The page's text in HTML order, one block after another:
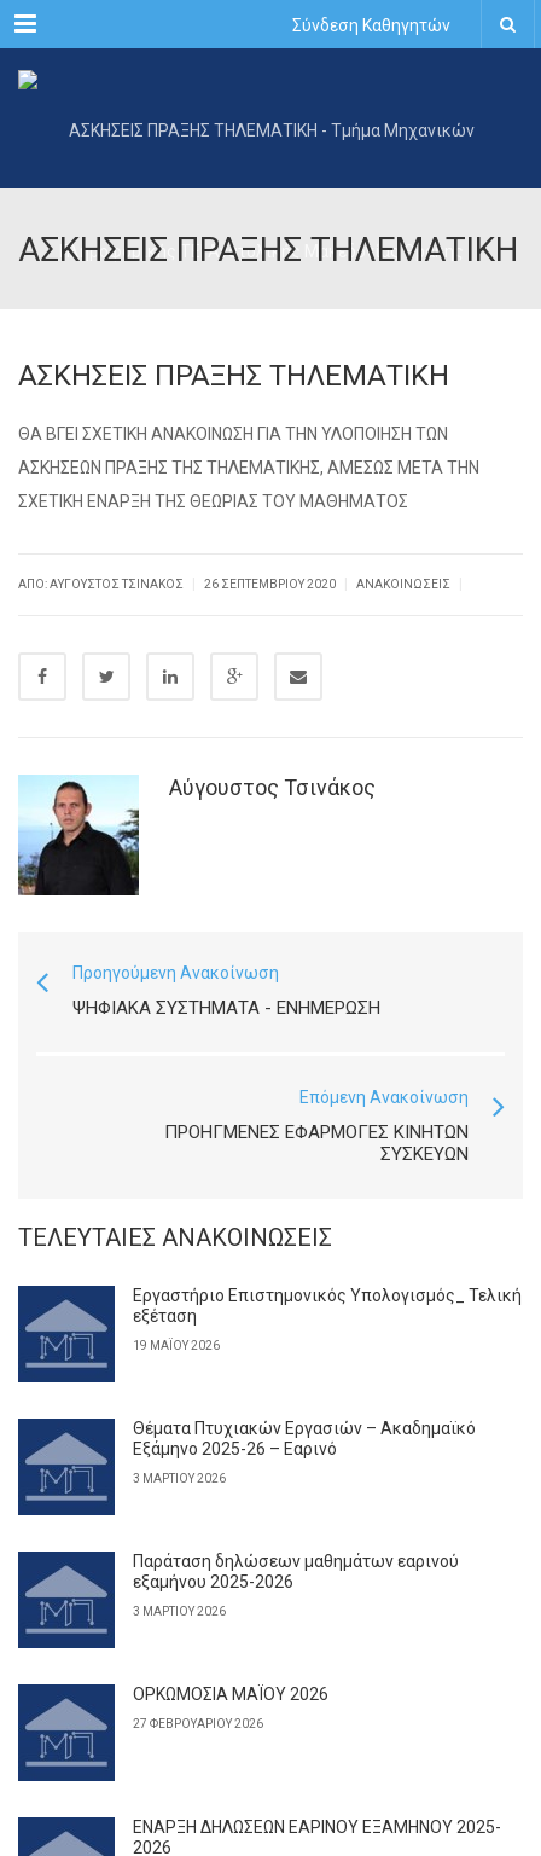
Menu Σύνδεση Καθηγητών
ΑΣΚΗΣΕΙΣ ΠΡΑΞΗΣ ΤΗΛΕΜΑΤΙΚΗ
ΑΣΚΗΣΕΙΣ ΠΡΑΞΗΣ ΤΗΛΕΜΑΤΙΚΗ
ΘΑ ΒΓΕΙ ΣΧΕΤΙΚΗ ΑΝΑΚΟΙΝΩΣΗ ΓΙΑ ΤΗΝ ΥΛΟΠΟΙΗΣΗ ΤΩΝ
ΑΣΚΗΣΕΩΝ ΠΡΑΞΗΣ ΤΗΣ ΤΗΛΕΜΑΤΙΚΗΣ, ΑΜΕΣΩΣ ΜΕΤΑ ΤΗΝ
ΣΧΕΤΙΚΗ ΕΝΑΡΞΗ ΤΗΣ ΘΕΩΡΙΑΣ ΤΟΥ ΜΑΘΗΜΑΤΟΣ
ΑΠΌ:ΑΎΓΟΥΣΤΟΣ ΤΣΙΝΆΚΟΣ 26 ΣΕΠΤΕΜΒΡΊΟΥ 2020 ΑΝΑΚΟΙΝΏΣΕΙΣ
Αύγουστος Τσινάκος
Προηγούμενη Ανακοίνωση
ΨΗΦΙΑΚΑ ΣΥΣΤΗΜΑΤΑ - ΕΝΗΜΈΡΩΣΗ
Επόμενη Ανακοίνωση
ΠΡΟΗΓΜΕΝΕΣ ΕΦΑΡΜΟΓΕΣ ΚΙΝΗΤΩΝ
ΣΥΣΚΕΥΩΝ
ΤΕΛΕΥΤΑΊΕΣ ΑΝΑΚΟΙΝΏΣΕΙΣ
Εργαστήριο Επιστημονικός Υπολογισμός_ Τελική
εξέταση
19 ΜΑΪ́ΟΥ 2026
Θέματα Πτυχιακών Εργασιών – Ακαδημαϊκό
Εξάμηνο 2025-26 – Εαρινό
3 ΜΑΡΤΊΟΥ 2026
Παράταση δηλώσεων μαθημάτων εαρινού
εξαμήνου 2025-2026
3 ΜΑΡΤΊΟΥ 2026
ΟΡΚΩΜΟΣΙΑ ΜΑΪΟΥ 2026
27 ΦΕΒΡΟΥΑΡΊΟΥ 2026
ΕΝΑΡΞΗ ΔΗΛΩΣΕΩΝ ΕΑΡΙΝΟΥ ΕΞΑΜΗΝΟΥ 2025-
2026